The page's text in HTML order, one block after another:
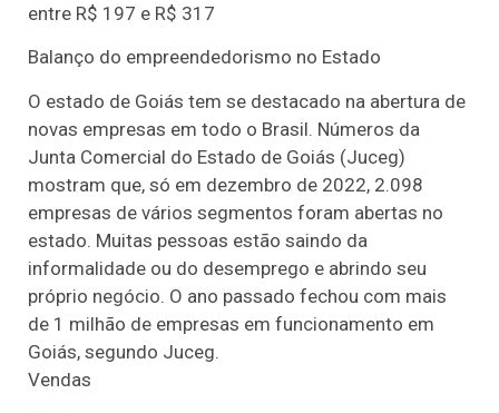
entre R$ 197 e R$ 317
Balanço do empreendedorismo no Estado
O estado de Goiás tem se destacado na abertura de
novas empresas em todo o Brasil. Números da
Junta Comercial do Estado de Goiás (Juceg)
mostram que, só em dezembro de 2022, 2.098
empresas de vários segmentos foram abertas no
estado. Muitas pessoas estão saindo da
informalidade ou do desemprego e abrindo seu
próprio negócio. O ano passado fechou com mais
de 1 milhão de empresas em funcionamento em
Goiás, segundo Juceg.
Vendas